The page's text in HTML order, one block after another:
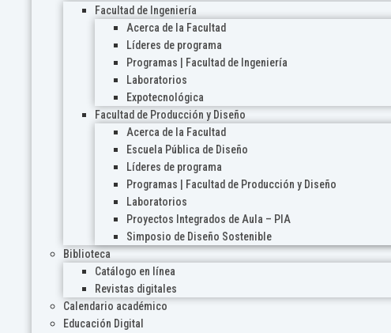
Facultad de Ingeniería
Acerca de la Facultad
Líderes de programa
Programas | Facultad de Ingeniería
Laboratorios
Expotecnológica
Facultad de Producción y Diseño
Acerca de la Facultad
Escuela Pública de Diseño
Líderes de programa
Programas | Facultad de Producción y Diseño
Laboratorios
Proyectos Integrados de Aula – PIA
Simposio de Diseño Sostenible
Biblioteca
Catálogo en línea
Revistas digitales
Calendario académico
Educación Digital